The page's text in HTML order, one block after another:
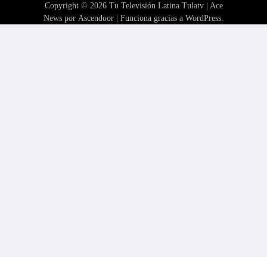
Copyright © 2026 Tu Televisión Latina Tulatv| Ace
News por Ascendoor | Funciona gracias a WordPress.